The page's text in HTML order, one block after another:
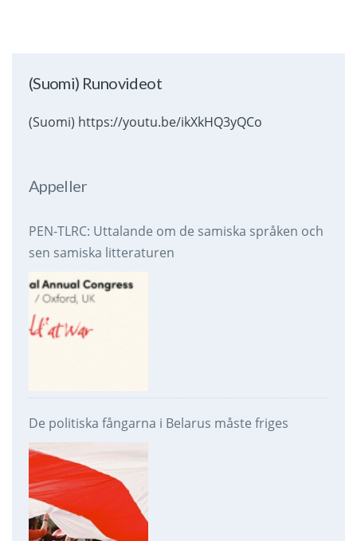
(Suomi) Runovideot
(Suomi) https://youtu.be/ikXkHQ3yQCo
Appeller
PEN-TLRC: Uttalande om de samiska språken och
sen samiska litteraturen
De politiska fångarna i Belarus måste friges